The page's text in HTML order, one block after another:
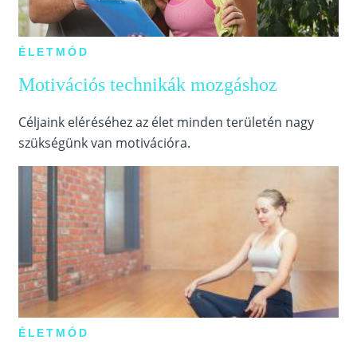
ÉLETMÓD
Motivációs technikák mozgáshoz
Céljaink eléréséhez az élet minden területén nagy
szükségünk van motivációra.
ÉLETMÓD